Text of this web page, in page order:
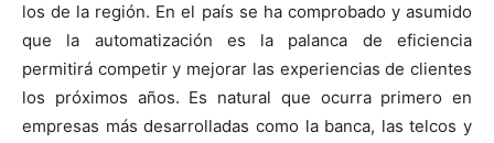
los de la región. En el país se ha comprobado y asumido
que la automatización es la palanca de eficiencia
permitirá competir y mejorar las experiencias de clientes
los próximos años. Es natural que ocurra primero en
empresas más desarrolladas como la banca, las telcos y